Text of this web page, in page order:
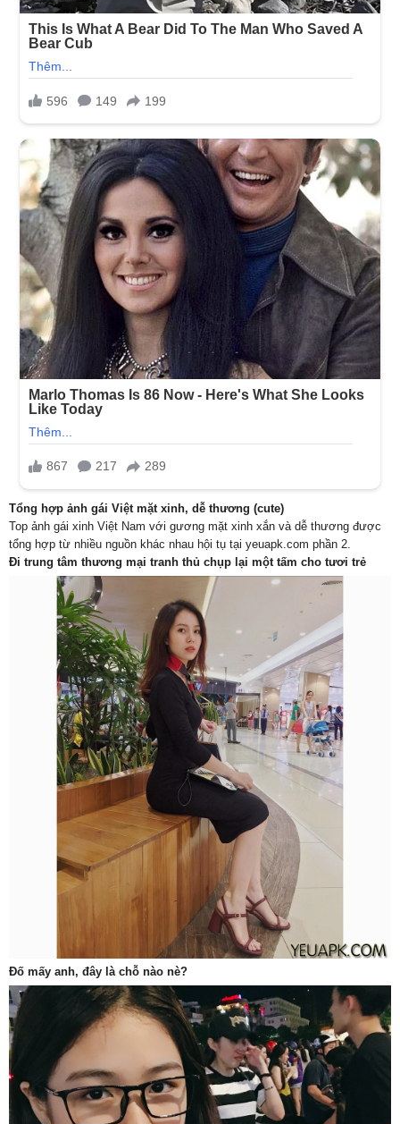
Tổng hợp ảnh gái Việt mặt xinh, dễ thương (cute)
Top ảnh gái xinh Việt Nam với gương mặt xinh xắn và dễ thương được
tổng hợp từ nhiều nguồn khác nhau hội tụ tại yeuapk.com phần 2.
Đi trung tâm thương mại tranh thủ chụp lại một tấm cho tươi trẻ
Đố mấy anh, đây là chỗ nào nè?